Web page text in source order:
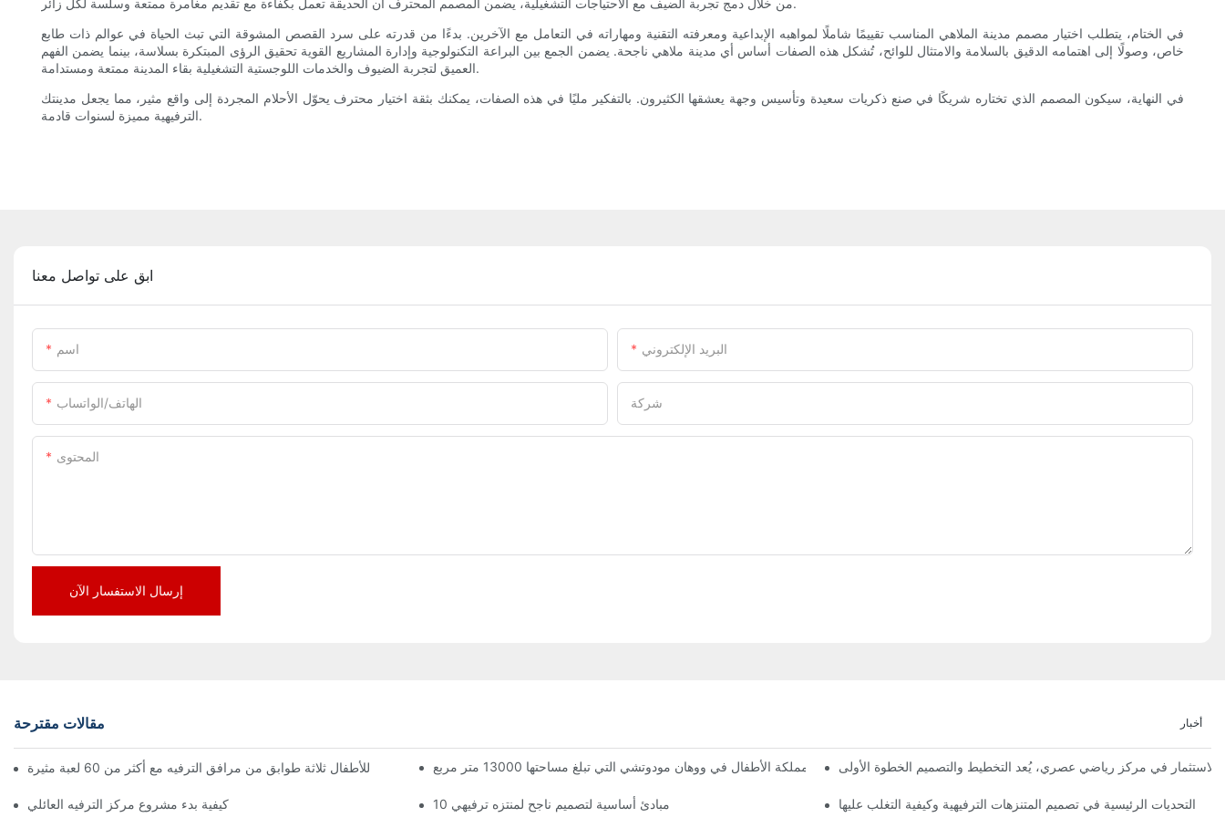
من خلال دمج تجربة الضيف مع الاحتياجات التشغيلية، يضمن المصمم المحترف أن الحديقة تعمل بكفاءة مع تقديم مغامرة ممتعة وسلسة لكل زائر.
في الختام، يتطلب اختيار مصمم مدينة الملاهي المناسب تقييمًا شاملًا لمواهبه الإبداعية ومعرفته التقنية ومهاراته في التعامل مع الآخرين. بدءًا من قدرته على سرد القصص المشوقة التي تبث الحياة في عوالم ذات طابع
خاص، وصولًا إلى اهتمامه الدقيق بالسلامة والامتثال للوائح، تُشكل هذه الصفات أساس أي مدينة ملاهي ناجحة. يضمن الجمع بين البراعة التكنولوجية وإدارة المشاريع القوية تحقيق الرؤى المبتكرة بسلاسة، بينما يضمن الفهم
العميق لتجربة الضيوف والخدمات اللوجستية التشغيلية بقاء المدينة ممتعة ومستدامة.
في النهاية، سيكون المصمم الذي تختاره شريكًا في صنع ذكريات سعيدة وتأسيس وجهة يعشقها الكثيرون. بالتفكير مليًا في هذه الصفات، يمكنك بثقة اختيار محترف يحوّل الأحلام المجردة إلى واقع مثير، مما يجعل مدينتك
الترفيهية مميزة لسنوات قادمة.
ابق على تواصل معنا
اسم البريد الإلكتروني
الهاتف/الواتساب شركة
المحتوى
إرسال الاستفسار الآن
مقالات مقترحة أخبار
لقد وصلت المملكة العملاقة السحرية! تضم مملكة ووهان مودوتشي للأطفال ثلاثة طوابق من مرافق الترفيه مع أكثر من 60 لعبة مثيرة.
إعلان رسمي | نظرة أولى على تصميم ومراحل بناء مملكة الأطفال في ووهان مودوتشي التي تبلغ مساحتها 13000 متر مربع
كيفية بدء مشروع مركز الترفيه العائلي 10 مبادئ أساسية لتصميم ناجح لمنتزه ترفيهي التحديات الرئيسية في تصميم المتنزهات الترفيهية وكيفية التغلب عليها